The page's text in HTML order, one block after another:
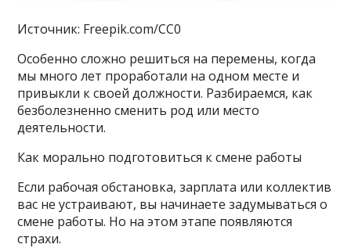
Источник: Freepik.com/CC0
Особенно сложно решиться на перемены, когда
мы много лет проработали на одном месте и
привыкли к своей должности. Разбираемся, как
безболезненно сменить род или место
деятельности.
Как морально подготовиться к смене работы
Если рабочая обстановка, зарплата или коллектив
вас не устраивают, вы начинаете задумываться о
смене работы. Но на этом этапе появляются
страхи.